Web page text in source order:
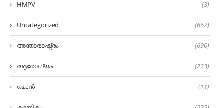
HMPV (3)
Uncategorized (662)
അന്താരാഷ്ട്രം (690)
ആരോഗ്യം (223)
ഒമാൻ (11)